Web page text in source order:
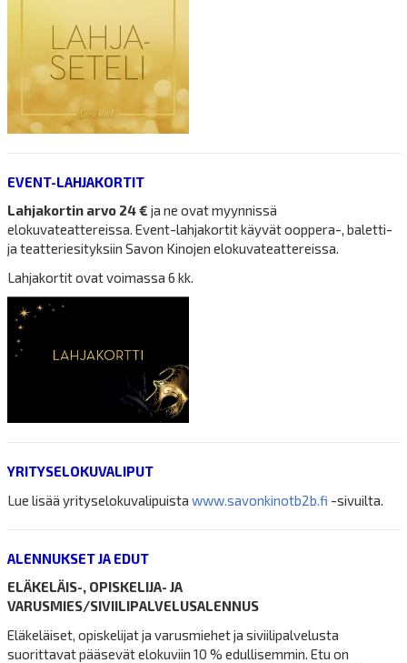
EVENT-LAHJAKORTIT
Lahjakortin arvo 24 € ja ne ovat myynnissä
elokuvateattereissa. Event-lahjakortit käyvät ooppera-, baletti-
ja teatteriesityksiin Savon Kinojen elokuvateattereissa.
Lahjakortit ovat voimassa 6 kk.
YRITYSELOKUVALIPUT
Lue lisää yrityselokuvalipuista www.savonkinotb2b.fi -sivuilta.
ALENNUKSET JA EDUT
ELÄKELÄIS-, OPISKELIJA- JA
VARUSMIES/SIVIILIPALVELUSALENNUS
Eläkeläiset, opiskelijat ja varusmiehet ja siviilipalvelusta
suorittavat pääsevät elokuviin 10 % edullisemmin. Etu on